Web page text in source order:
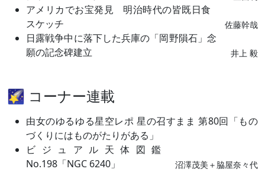
アメリカでお宝発見 明治時代の皆既日食
スケッチ
佐藤幹哉
日露戦争中に落下した兵庫の「岡野隕石」念
願の記念碑建立
井上 毅
🌠 コーナー連載
由女のゆるゆる星空レポ 星の召すまま 第80回「もの
づくりにはものがたりがある」
ビジュアル天体図鑑
No.198「NGC 6240」
沼澤茂美＋脇屋奈々代